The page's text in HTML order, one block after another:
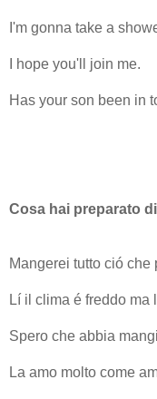
I'm gonna take a
I hope you'll join me.
Has your son been in
Cosa hai preparato
Mangerei tutto ció
Lí il clima é freddo
Spero che abbia
La amo molto come